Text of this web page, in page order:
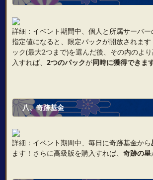
詳細：イベント期間中、個人と所属サーバ
指定値になると、限定パックが開放されま
ック(最大2つまで)を選んだ後、その内のよ
入すれば、 2つのパックが同時に獲得できま
八、奇跡基金
詳細：イベント期間中、毎日に奇跡基金から
ます！さらに高級版を購入すれば、 奇跡の星